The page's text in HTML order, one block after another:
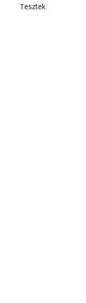
Tesztek